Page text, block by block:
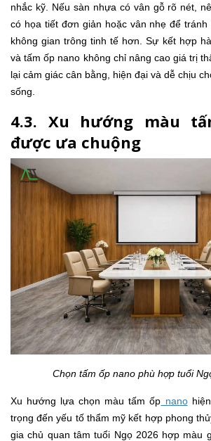
nhắc kỹ. Nếu sàn nhựa có vân gỗ rõ nét,
có họa tiết đơn giản hoặc vân nhẹ để
không gian trông tinh tế hơn. Sự kết hợp
và tấm ốp nano không chỉ nâng cao giá trị
lại cảm giác cân bằng, hiện đại và dễ chịu
sống.
4.3. Xu hướng màu
được ưa chuộng
Chọn tấm ốp nano phù hợp tuổi
Xu hướng lựa chọn màu tấm ốp nanohiện
trọng đến yếu tố thẩm mỹ kết hợp phong
gia chủ quan tâm tuổi Ngọ 2026 hợp màu